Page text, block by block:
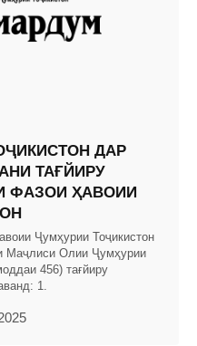
ДАР
ТАҒЙИРУ
ФАЗОИ ҲАВОИИ
Ҷумҳурии Тоҷикистон
Маҷлиси Олии Ҷумҳурии
456) тағйиру
1.